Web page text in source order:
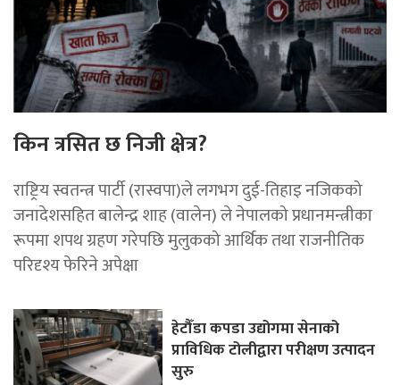
किन त्रसित छ निजी क्षेत्र?
राष्ट्रिय स्वतन्त्र पार्टी (रास्वपा)ले लगभग दुई-तिहाइ नजिकको
जनादेशसहित बालेन्द्र शाह (वालेन) ले नेपालको प्रधानमन्त्रीका
रूपमा शपथ ग्रहण गरेपछि मुलुकको आर्थिक तथा राजनीतिक
परिदृश्य फेरिने अपेक्षा
हेटौँडा कपडा उद्योगमा सेनाको
प्राविधिक टोलीद्वारा परीक्षण उत्पादन
सुरु